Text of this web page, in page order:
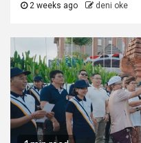
2 weeks ago deni oke